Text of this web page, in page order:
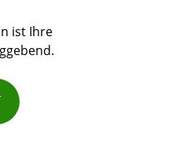
ist Ihre